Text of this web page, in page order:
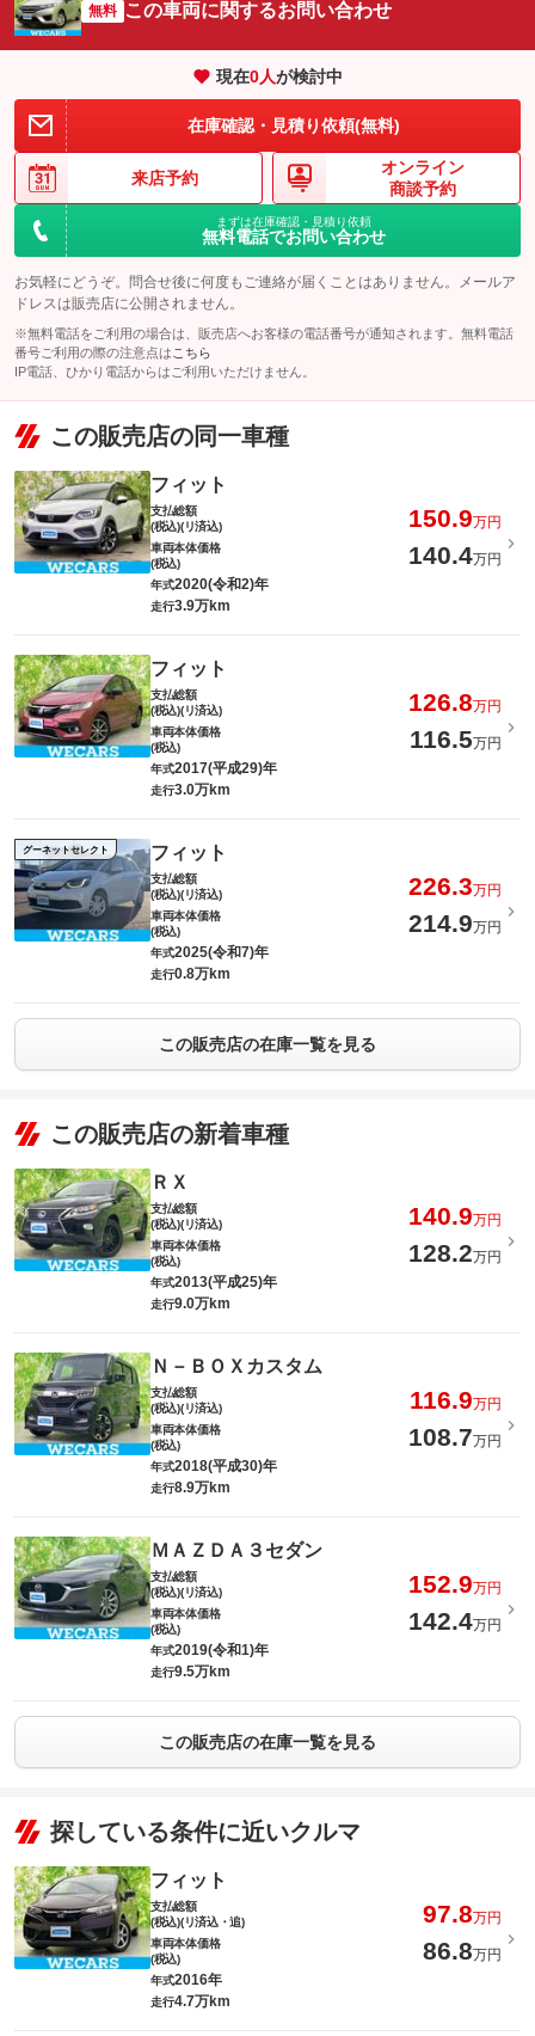
無料 この車両に関するお問い合わせ
現在0人が検討中
在庫確認・見積り依頼(無料)
来店予約
オンライン
商談予約
まずは在庫確認・見積り依頼
無料電話でお問い合わせ
お気軽にどうぞ。問合せ後に何度もご連絡が届くことはありません。メールア
ドレスは販売店に公開されません。
※無料電話をご利用の場合は、販売店へお客様の電話番号が通知されます。無料電話
番号ご利用の際の注意点は こちら
IP電話、ひかり電話からはご利用いただけません。
この販売店の同一車種
フィット
支払総額
(税込)(リ済込)
150.9万円
車両本体価格
(税込)
140.4万円
年式2020(令和2)年
走行3.9万km
フィット
支払総額
(税込)(リ済込)
126.8万円
車両本体価格
(税込)
116.5万円
年式2017(平成29)年
走行3.0万km
グーネットセレクト フィット
支払総額
(税込)(リ済込)
226.3万円
車両本体価格
(税込)
214.9万円
年式2025(令和7)年
走行0.8万km
この販売店の在庫一覧を見る
この販売店の新着車種
ＲＸ
支払総額
(税込)(リ済込)
140.9万円
車両本体価格
(税込)
128.2万円
年式2013(平成25)年
走行9.0万km
Ｎ－ＢＯＸカスタム
支払総額
(税込)(リ済込)
116.9万円
車両本体価格
(税込)
108.7万円
年式2018(平成30)年
走行8.9万km
ＭＡＺＤＡ３セダン
支払総額
(税込)(リ済込)
152.9万円
車両本体価格
(税込)
142.4万円
年式2019(令和1)年
走行9.5万km
この販売店の在庫一覧を見る
探している条件に近いクルマ
フィット
支払総額
(税込)(リ済込・追)
97.8万円
車両本体価格
(税込)
86.8万円
年式2016年
走行4.7万km